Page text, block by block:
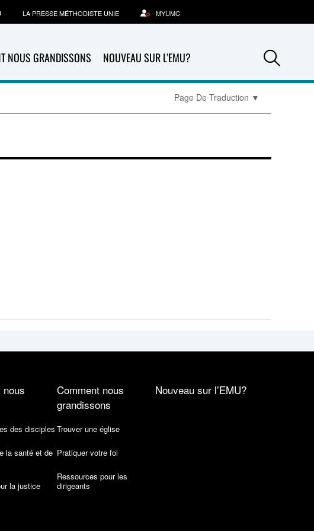
NOUS GRANDISSONS NOUVEAU SUR L’EMU?
LA PRESSE MÉTHODISTE UNIE MYUMC
Page De Traduction ▼
nous
des disciples
la santé et de
la justice
Comment nous
grandissons
Trouver une église
Pratiquer votre foi
Ressources pour les
dirigeants
Nouveau sur l’EMU?